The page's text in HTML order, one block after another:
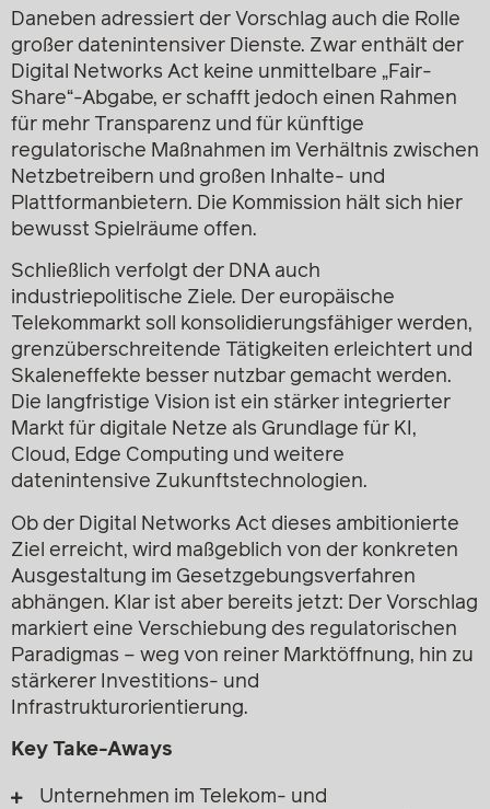
Daneben adressiert der Vorschlag auch die Rolle
großer datenintensiver Dienste. Zwar enthält der
Digital Networks Act keine unmittelbare „Fair-
Share“-Abgabe, er schafft jedoch einen Rahmen
für mehr Transparenz und für künftige
regulatorische Maßnahmen im Verhältnis zwischen
Netzbetreibern und großen Inhalte- und
Plattformanbietern. Die Kommission hält sich hier
bewusst Spielräume offen.
Schließlich verfolgt der DNA auch
industriepolitische Ziele. Der europäische
Telekommarkt soll konsolidierungsfähiger werden,
grenzüberschreitende Tätigkeiten erleichtert und
Skaleneffekte besser nutzbar gemacht werden.
Die langfristige Vision ist ein stärker integrierter
Markt für digitale Netze als Grundlage für KI,
Cloud, Edge Computing und weitere
datenintensive Zukunfts­technologien.
Ob der Digital Networks Act dieses ambitionierte
Ziel erreicht, wird maßgeblich von der konkreten
Ausgestaltung im Gesetzgebungs­verfahren
abhängen. Klar ist aber bereits jetzt: Der Vorschlag
markiert eine Verschiebung des regulatorischen
Paradigmas – weg von reiner Marktöffnung, hin zu
stärkerer Investitions- und
Infrastrukturorientierung.
Key Take-Aways
Unternehmen im Telekom- und